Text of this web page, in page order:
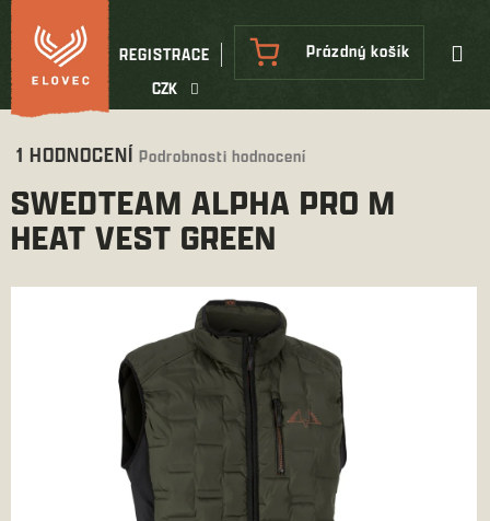
Přejít
na
obsah
CZK
REGISTRACE
NÁKUPNÍ
KOŠÍK
Prázdný košík
Průměrné
produktu
je
5,0
1 HODNOCENÍ Podrobnosti hodnocení
SWEDTEAM ALPHA PRO M
HEAT VEST GREEN